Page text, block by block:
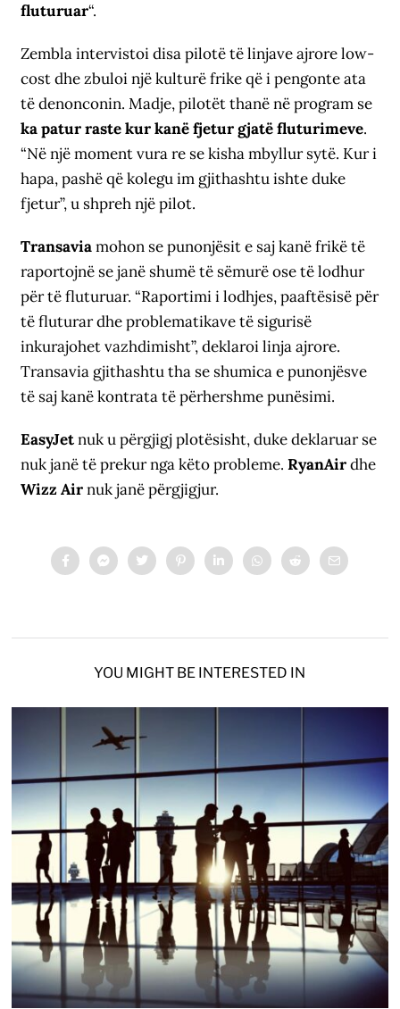
fluturuar“.
Zembla intervistoi disa pilotë të linjave ajrore low-
cost dhe zbuloi një kulturë frike që i pengonte ata
të denonconin. Madje, pilotët thanë në program se
ka patur raste kur kanë fjetur gjatë fluturimeve.
“Në një moment vura re se kisha mbyllur sytë. Kur i
hapa, pashë që kolegu im gjithashtu ishte duke
fjetur”, u shpreh një pilot.
Transaviamohon se punonjësit e saj kanë frikë të
raportojnë se janë shumë të sëmurë ose të lodhur
për të fluturuar. “Raportimi i lodhjes, paaftësisë për
të fluturar dhe problematikave të sigurisë
inkurajohet vazhdimisht”, deklaroi linja ajrore.
Transavia gjithashtu tha se shumica e punonjësve
të saj kanë kontrata të përhershme punësimi.
EasyJetnuk u përgjigj plotësisht, duke deklaruar se
nuk janë të prekur nga këto probleme.RyanAirdhe
Wizz Airnuk janë përgjigjur.
YOU MIGHT BE INTERESTED IN